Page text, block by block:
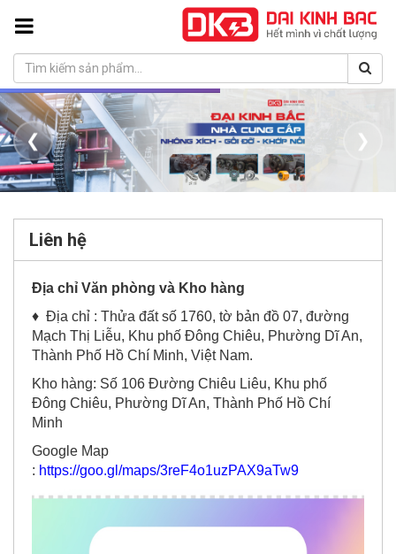
❮ ❯
Liên hệ
Địa chỉ Văn phòng và Kho hàng
♦ Địa chỉ : Thửa đất số 1760, tờ bản đồ 07, đường
Mạch Thị Liễu, Khu phố Đông Chiêu, Phường Dĩ An,
Thành Phố Hồ Chí Minh, Việt Nam.
Kho hàng: Số 106 Đường Chiêu Liêu, Khu phố
Đông Chiêu, Phường Dĩ An, Thành Phố Hồ Chí
Minh
Google Map
: https://goo.gl/maps/3reF4o1uzPAX9aTw9